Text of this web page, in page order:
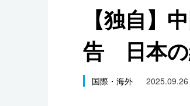
社会
文化
【独自】
告 日本の
国際・海外